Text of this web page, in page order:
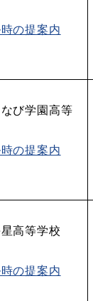
の提案内
び学園高等
の提案内
高等学校
の提案内